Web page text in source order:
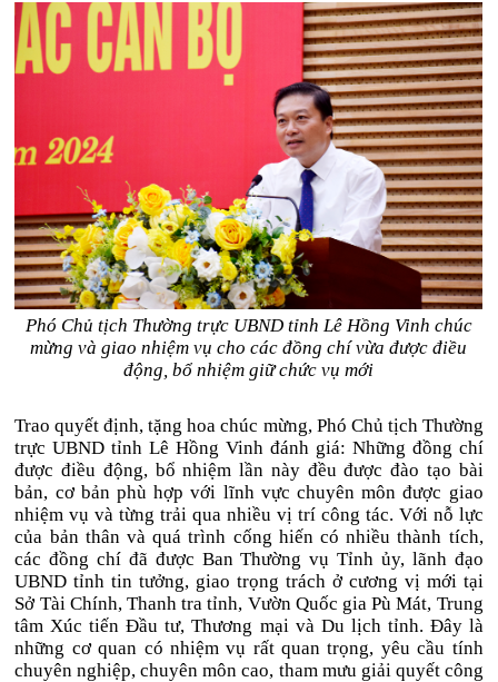
Phó Chủ tịch Thường trực UBND tỉnh Lê Hồng Vinh chúc
mừng và giao nhiệm vụ cho các đồng chí vừa được điều
động, bổ nhiệm giữ chức vụ mới
Trao quyết định, tặng hoa chúc mừng, Phó Chủ tịch Thường
trực UBND tỉnh Lê Hồng Vinh đánh giá: Những đồng chí
được điều động, bổ nhiệm lần này đều được đào tạo bài
bản, cơ bản phù hợp với lĩnh vực chuyên môn được giao
nhiệm vụ và từng trải qua nhiều vị trí công tác. Với nỗ lực
của bản thân và quá trình cống hiến có nhiều thành tích,
các đồng chí đã được Ban Thường vụ Tỉnh ủy, lãnh đạo
UBND tỉnh tin tưởng, giao trọng trách ở cương vị mới tại
Sở Tài Chính, Thanh tra tỉnh, Vườn Quốc gia Pù Mát, Trung
tâm Xúc tiến Đầu tư, Thương mại và Du lịch tỉnh. Đây là
những cơ quan có nhiệm vụ rất quan trọng, yêu cầu tính
chuyên nghiệp, chuyên môn cao, tham mưu giải quyết công